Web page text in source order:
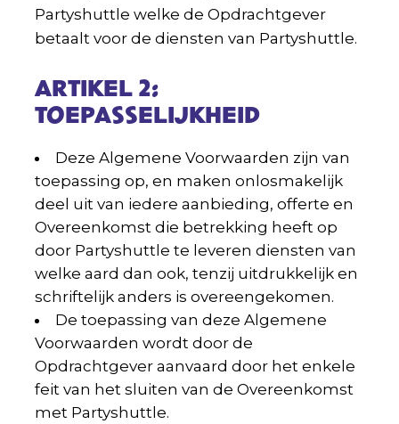
Partyshuttle welke de Opdrachtgever
betaalt voor de diensten van Partyshuttle.
ARTIKEL 2:
TOEPASSELIJKHEID
Deze Algemene Voorwaarden zijn van
toepassing op, en maken onlosmakelijk
deel uit van iedere aanbieding, offerte en
Overeenkomst die betrekking heeft op
door Partyshuttle te leveren diensten van
welke aard dan ook, tenzij uitdrukkelijk en
schriftelijk anders is overeengekomen.
De toepassing van deze Algemene
Voorwaarden wordt door de
Opdrachtgever aanvaard door het enkele
feit van het sluiten van de Overeenkomst
met Partyshuttle.